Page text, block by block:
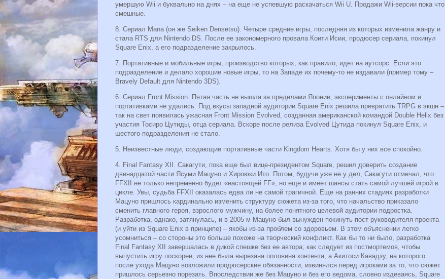
умершую Wii и буквально на днях – на еще не успевшую раскачаться Wii U. Продажи Wii-версии пока что
смешные.
8. Сериал Mana (он же Seiken Densetsu). Четыре средние игры, последняя из которых изменила жанру и
стала RTS для Nintendo DS. После ее закономерного провала Коити Исии, продюсер сериала, покинул
Square Enix, а его подразделение закрылось.
7. Портативные и мобильные игры, производство которых, как правило, идет на аутсорс. Если это
подразделение и делало хорошие новые игры, то на Западе их почему-то не издавали (пример тому –
Bravely Default для Nintendo 3DS).
6. Сериал Front Mission. Пятая часть не вышла за пределами Японии, эксперименты с онлайном и
портативками не удались. Под вкусы западной аудитории Square Enix решила превратить TRPG в экшн –
так на свет появилась ужасная Front Mission Evolved, созданная американской командой Double Helix без
участия Тосиро Цутиды, отца сериала. Вскоре после релиза Evolved Цутида покинул Square Enix, и
шестого подразделения не стало.
5. Неизвестные люди, создающие портативные части Kingdom Hearts. Хотя бы у них все спокойно.
4. Final Fantasy XII. Сакагути, пока еще был вице-президентом Square, решил доверить создание
двенадцатой части Ясуми Мацуно и Хироюки Ито. Потом, будучи уже не у дел, Сакагути отмечал, что
FFXII не только непременно будет «настоящей FF», но еще и имеет шансы стать самой лучшей игрой в
цикле. Увы, судьба FFXII оказалась едва ли не самой трагичной. Еще на ранних стадиях разработки
Мацуно пришлось кардинально изменить структуру сюжета из-за того, что начальство приказало
сменить главного героя, взрослого мужчину, на более понятного целевой аудитории подростка.
Разработка, однако, затянулась, и в 2005-м Мацуно был вынужден покинуть пост руководителя проекта
(и уйти из Square Enix в принципе) – якобы из-за проблем со здоровьем. В этом объяснении легко
усомниться – со стороны это больше похоже на творческий конфликт. Как бы то ни было, разработка
Final Fantasy XII завершалась в дикой спешке без ее автора; как следует из постмортемов, чтобы
выпустить игру поскорее, из нее была вырезана половина контента, а Акитоси Кавадзу, на которого
после ухода Мацуно возложили продюсерские обязанности, извинялся перед игроками за то, что сюжет
пришлось серьезно порезать. Впоследствии же без Мацуно и без его ведома, словно издеваясь, Square